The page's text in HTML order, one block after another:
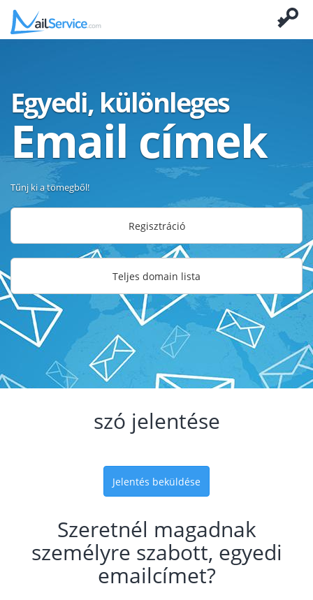
Egyedi, különleges
Email címek
Tűnj ki a tömegből!
Regisztráció
Teljes domain lista
szó jelentése
Jelentés beküldése
Szeretnél magadnak
személyre szabott, egyedi
emailcímet?